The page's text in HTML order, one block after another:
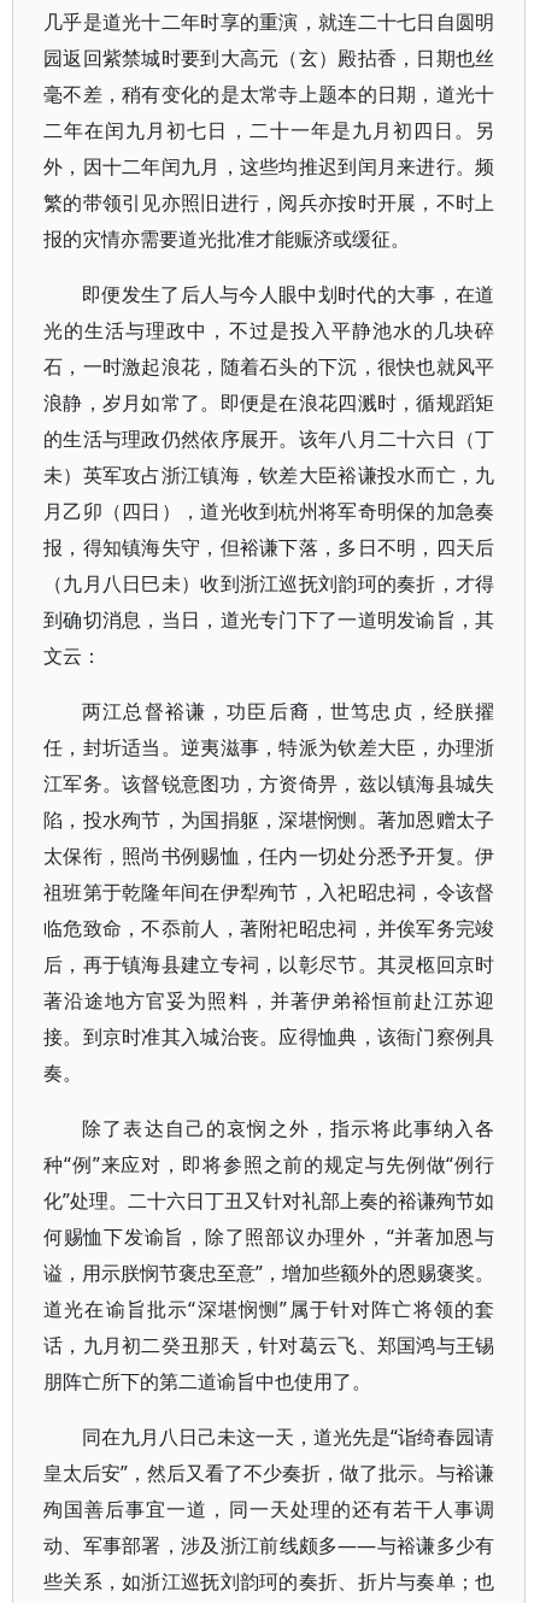
几乎是道光十二年时享的重演，就连二十七日自圆明
园返回紫禁城时要到大高元（玄）殿拈香，日期也丝
毫不差，稍有变化的是太常寺上题本的日期，道光十
二年在闰九月初七日，二十一年是九月初四日。另
外，因十二年闰九月，这些均推迟到闰月来进行。频
繁的带领引见亦照旧进行，阅兵亦按时开展，不时上
报的灾情亦需要道光批准才能赈济或缓征。
即便发生了后人与今人眼中划时代的大事，在道
光的生活与理政中，不过是投入平静池水的几块碎
石，一时激起浪花，随着石头的下沉，很快也就风平
浪静，岁月如常了。即便是在浪花四溅时，循规蹈矩
的生活与理政仍然依序展开。该年八月二十六日（丁
未）英军攻占浙江镇海，钦差大臣裕谦投水而亡，九
月乙卯（四日），道光收到杭州将军奇明保的加急奏
报，得知镇海失守，但裕谦下落，多日不明，四天后
（九月八日巳未）收到浙江巡抚刘韵珂的奏折，才得
到确切消息，当日，道光专门下了一道明发谕旨，其
文云：
两江总督裕谦，功臣后裔，世笃忠贞，经朕擢
任，封圻适当。逆夷滋事，特派为钦差大臣，办理浙
江军务。该督锐意图功，方资倚畀，兹以镇海县城失
陷，投水殉节，为国捐躯，深堪悯恻。著加恩赠太子
太保衔，照尚书例赐恤，任内一切处分悉予开复。伊
祖班第于乾隆年间在伊犁殉节，入祀昭忠祠，令该督
临危致命，不忝前人，著附祀昭忠祠，并俟军务完竣
后，再于镇海县建立专祠，以彰尽节。其灵柩回京时
著沿途地方官妥为照料，并著伊弟裕恒前赴江苏迎
接。到京时准其入城治丧。应得恤典，该衙门察例具
奏。
除了表达自己的哀悯之外，指示将此事纳入各
种“例”来应对，即将参照之前的规定与先例做“例行
化”处理。二十六日丁丑又针对礼部上奏的裕谦殉节如
何赐恤下发谕旨，除了照部议办理外，“并著加恩与
谥，用示朕悯节褒忠至意”，增加些额外的恩赐褒奖。
道光在谕旨批示“深堪悯恻”属于针对阵亡将领的套
话，九月初二癸丑那天，针对葛云飞、郑国鸿与王锡
朋阵亡所下的第二道谕旨中也使用了。
同在九月八日己未这一天，道光先是“诣绮春园请
皇太后安”，然后又看了不少奏折，做了批示。与裕谦
殉国善后事宜一道，同一天处理的还有若干人事调
动、军事部署，涉及浙江前线颇多——与裕谦多少有
些关系，如浙江巡抚刘韵珂的奏折、折片与奏单；也